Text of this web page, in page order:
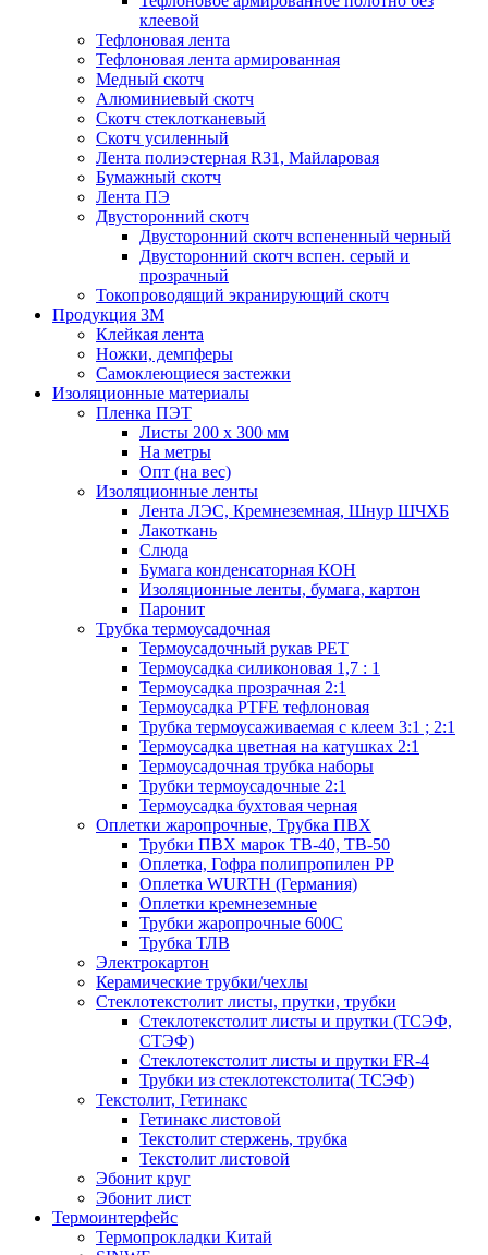
клеевой
Тефлоновая лента
Тефлоновая лента армированная
Медный скотч
Алюминиевый скотч
Скотч стеклотканевый
Скотч усиленный
Лента полиэстерная R31, Майларовая
Бумажный скотч
Лента ПЭ
Двусторонний скотч
Двусторонний скотч вспененный черный
Двусторонний скотч вспен. серый и
прозрачный
Токопроводящий экранирующий скотч
Продукция 3M
Клейкая лента
Ножки, демпферы
Самоклеющиеся застежки
Изоляционные материалы
Пленка ПЭТ
Листы 200 х 300 мм
На метры
Опт (на вес)
Изоляционные ленты
Лента ЛЭС, Кремнеземная, Шнур ШЧХБ
Лакоткань
Слюда
Бумага конденсаторная КОН
Изоляционные ленты, бумага, картон
Паронит
Трубка термоусадочная
Термоусадочный рукав PET
Термоусадка силиконовая 1,7 : 1
Термоусадка прозрачная 2:1
Термоусадка PTFE тефлоновая
Трубка термоусаживаемая с клеем 3:1 ; 2:1
Термоусадка цветная на катушках 2:1
Термоусадочная трубка наборы
Трубки термоусадочные 2:1
Термоусадка бухтовая черная
Оплетки жаропрочные, Трубка ПВХ
Трубки ПВХ марок ТВ-40, ТВ-50
Оплетка, Гофра полипропилен PP
Оплетка WURTH (Германия)
Оплетки кремнеземные
Трубки жаропрочные 600С
Трубка ТЛВ
Электрокартон
Керамические трубки/чехлы
Cтеклотекстолит листы, прутки, трубки
Стеклотекстолит листы и прутки (ТСЭФ,
СТЭФ)
Стеклотекстолит листы и прутки FR-4
Трубки из стеклотекстолита( ТСЭФ)
Текстолит, Гетинакс
Гетинакс листовой
Текстолит стержень, трубка
Текстолит листовой
Эбонит круг
Эбонит лист
Термоинтерфейс
Термопрокладки Китай